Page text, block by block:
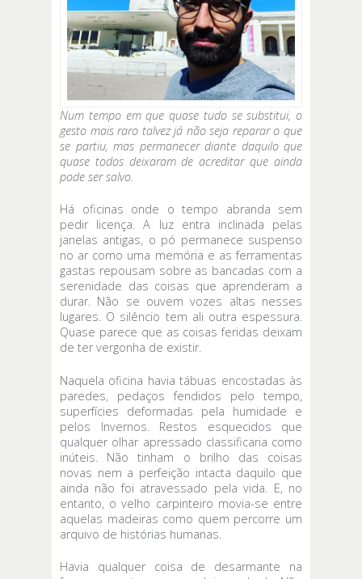
Num tempo em que quase tudo se substitui, o
gesto mais raro talvez já não seja reparar o que
se partiu, mas permanecer diante daquilo que
quase todos deixaram de acreditar que ainda
pode ser salvo.
Há oficinas onde o tempo abranda sem
pedir licença. A luz entra inclinada pelas
janelas antigas, o pó permanece suspenso
no ar como uma memória e as ferramentas
gastas repousam sobre as bancadas com a
serenidade das coisas que aprenderam a
durar. Não se ouvem vozes altas nesses
lugares. O silêncio tem ali outra espessura.
Quase parece que as coisas feridas deixam
de ter vergonha de existir.
Naquela oficina havia tábuas encostadas às
paredes, pedaços fendidos pelo tempo,
superfícies deformadas pela humidade e
pelos Invernos. Restos esquecidos que
qualquer olhar apressado classificaria como
inúteis. Não tinham o brilho das coisas
novas nem a perfeição intacta daquilo que
ainda não foi atravessado pela vida. E, no
entanto, o velho carpinteiro movia-se entre
aquelas madeiras como quem percorre um
arquivo de histórias humanas.
Havia qualquer coisa de desarmante na